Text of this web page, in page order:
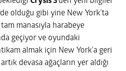
olduğu gibi yine New York’ta
manasıyla harabeye
geçiyor ve oyundaki
almak için New York’a geri
devasa ağaçların yer aldığı